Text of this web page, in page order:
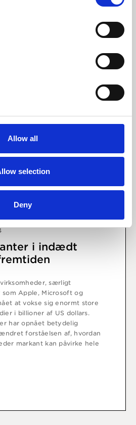
Allow all
selection
Deny
i indædt
særligt
Apple, Microsoft og
at vokse sig enormt store
i billioner af US dollars.
har opnået betydelig
forståelsen af, hvordan
markant kan påvirke hele